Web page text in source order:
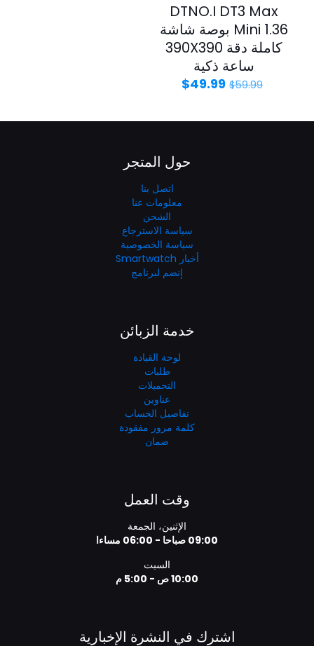
DTNO.I DT3 Max
Mini 1.36 بوصة شاشة
كاملة دقة 390X390
ساعة ذكية
$59.99
$49.99
حول المتجر
اتصل بنا
معلومات عنا
الشحن
سياسة الاسترجاع
سياسة الخصوصية
أخبار Smartwatch
إنضم لبرنامج
خدمة الزبائن
لوحة القيادة
طلبات
التحميلات
عناوين
تفاصيل الحساب
كلمة مرور مفقودة
ضمان
وقت العمل
الإثنين، الجمعة
09:00 صباحا - 06:00 مساءا
السبت
10:00 ص - 5:00 م
اشترك في النشرة الإخبارية